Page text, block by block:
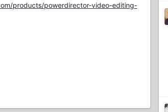
products/powerdirector-video-editing-